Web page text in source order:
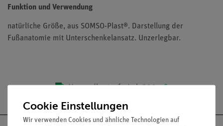
Funktion und Verwendung
natürliche Größe, aus SOMSO-Plast®. Darstellung der
Fußanatomie mit Unterschenkelansatz. Unzerlegbar.
Versandkostenfrei ab 300,- €
Cookie Einstellungen
Wir verwenden Cookies und ähnliche Technologien auf